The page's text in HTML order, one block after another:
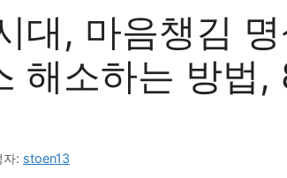
대, 마음챙김
해소하는 방법,
자: stoen13